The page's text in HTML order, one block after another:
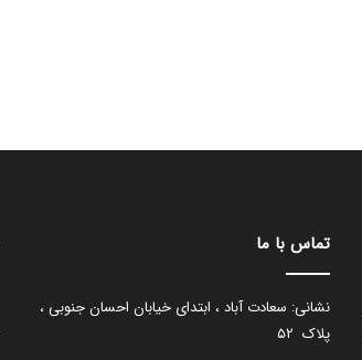
تماس با ما
نشانی: سعادت آباد ، ابتدای خیابان احسان جنوبی ،
پلاک ۵۲